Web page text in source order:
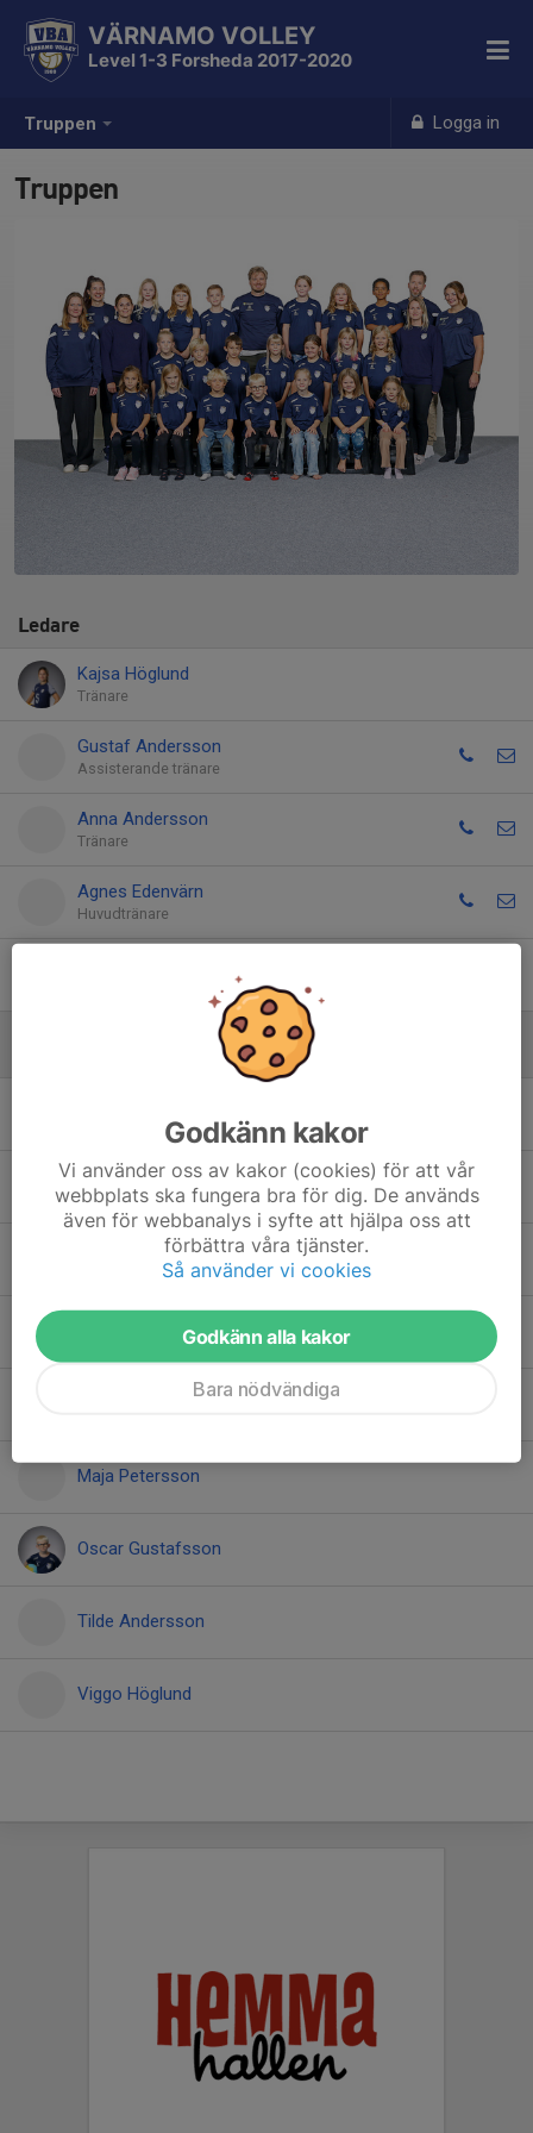
Truppen Logga in
VÄRNAMO VOLLEY
Level 1-3 Forsheda 2017-2020
Truppen
Ledare
Kajsa Höglund
Tränare
Gustaf Andersson
Assisterande tränare
Anna Andersson
Tränare
Agnes Edenvärn
Huvudtränare
Axel Andersson
Maja Petersson
Oscar Gustafsson
Tilde Andersson
Viggo Höglund
Godkänn kakor
Vi använder oss av kakor (cookies) för att vår
webbplats ska fungera bra för dig. De används
även för webbanalys i syfte att hjälpa oss att
förbättra våra tjänster.
Så använder vi cookies
Godkänn alla kakor
Bara nödvändiga